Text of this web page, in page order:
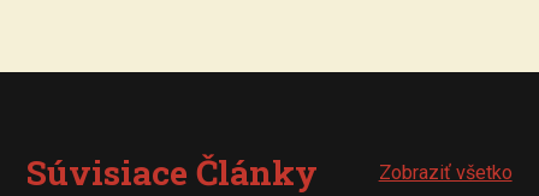
Súvisiace Články Zobraziť všetko